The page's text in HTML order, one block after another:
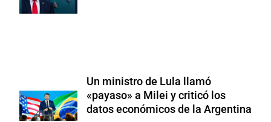
militar
Un ministro de Lula llamó
«payaso» a Milei y criticó los
datos económicos de la Argentina